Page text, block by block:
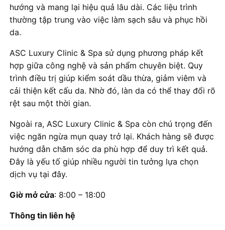
hướng và mang lại hiệu quả lâu dài. Các liệu trình
thường tập trung vào việc làm sạch sâu và phục hồi
da.
ASC Luxury Clinic & Spa sử dụng phương pháp kết
hợp giữa công nghệ và sản phẩm chuyên biệt. Quy
trình điều trị giúp kiểm soát dầu thừa, giảm viêm và
cải thiện kết cấu da. Nhờ đó, làn da có thể thay đổi rõ
rệt sau một thời gian.
Ngoài ra, ASC Luxury Clinic & Spa còn chú trọng đến
việc ngăn ngừa mụn quay trở lại. Khách hàng sẽ được
hướng dẫn chăm sóc da phù hợp để duy trì kết quả.
Đây là yếu tố giúp nhiều người tin tưởng lựa chọn
dịch vụ tại đây.
Giờ mở cửa: 8:00 – 18:00
Thông tin liên hệ